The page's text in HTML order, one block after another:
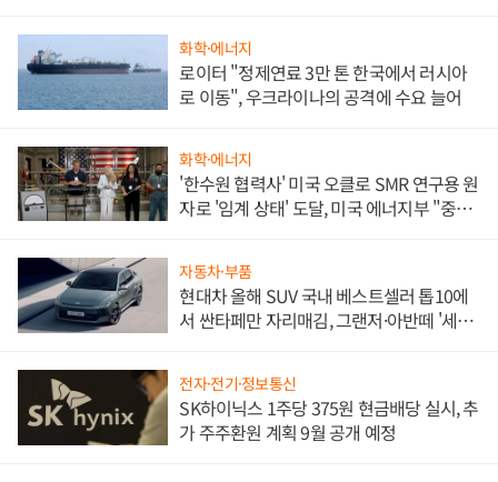
화학·에너지
로이터 "정제연료 3만 톤 한국에서 러시아
로 이동", 우크라이나의 공격에 수요 늘어
화학·에너지
'한수원 협력사' 미국 오클로 SMR 연구용 원
자로 '임계 상태' 도달, 미국 에너지부 "중요
자동차·부품
현대차 올해 SUV 국내 베스트셀러 톱10에
서 싼타페만 자리매김, 그랜저·아반떼 '세단
전자·전기·정보통신
SK하이닉스 1주당 375원 현금배당 실시, 추
가 주주환원 계획 9월 공개 예정